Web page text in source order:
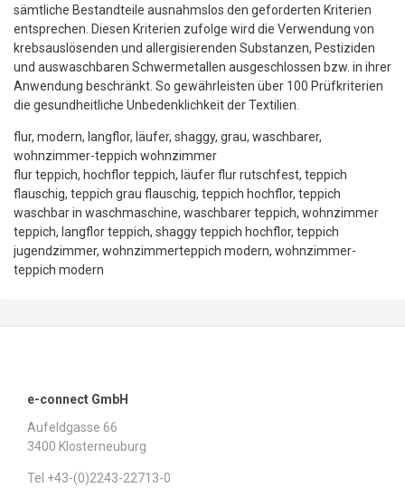
sämtliche Bestandteile ausnahmslos den geforderten Kriterien
entsprechen. Diesen Kriterien zufolge wird die Verwendung von
krebsauslösenden und allergisierenden Substanzen, Pestiziden
und auswaschbaren Schwermetallen ausgeschlossen bzw. in ihrer
Anwendung beschränkt. So gewährleisten über 100 Prüfkriterien
die gesundheitliche Unbedenklichkeit der Textilien.
flur, modern, langflor, läufer, shaggy, grau, waschbarer,
wohnzimmer-teppich wohnzimmer
flur teppich, hochflor teppich, läufer flur rutschfest, teppich
flauschig, teppich grau flauschig, teppich hochflor, teppich
waschbar in waschmaschine, waschbarer teppich, wohnzimmer
teppich, langflor teppich, shaggy teppich hochflor, teppich
jugendzimmer, wohnzimmerteppich modern, wohnzimmer-
teppich modern
e-connect GmbH
Aufeldgasse 66
3400 Klosterneuburg
Tel +43-(0)2243-22713-0